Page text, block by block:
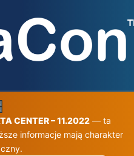
CENTER – 11.2022— ta
informacje mają charakter